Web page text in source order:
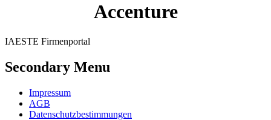
Accenture
IAESTE Firmenportal
Secondary Menu
Impressum
AGB
Datenschutzbestimmungen